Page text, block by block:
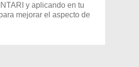
y aplicando en tu
mejorar el aspecto de